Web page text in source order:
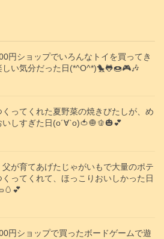
円ショップでいろんなトイを買ってき
しい気分だった日(*^O^*)🐤🐸🍩🎮️🎶
くってくれた夏野菜の焼きびたしが、め
いしすぎた日(о´∀`о)🍅🧅🫑🎃💕
父が育てあげたじゃがいもで大量のポテ
くってくれて、ほっこりおいしかった日
円ショップで買ったボードゲームで遊